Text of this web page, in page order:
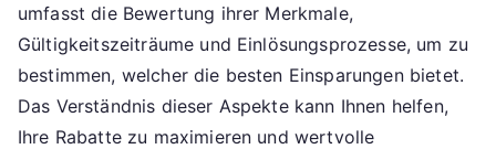
umfasst die Bewertung ihrer Merkmale,
Gültigkeitszeiträume und Einlösungsprozesse, um zu
bestimmen, welcher die besten Einsparungen bietet.
Das Verständnis dieser Aspekte kann Ihnen helfen,
Ihre Rabatte zu maximieren und wertvolle